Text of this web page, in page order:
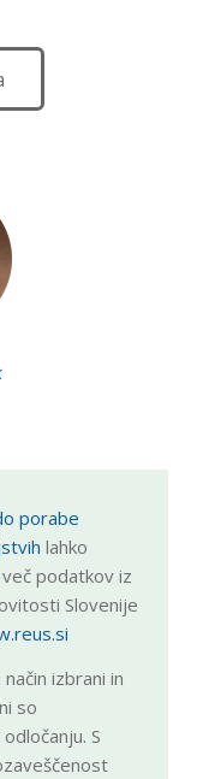
porabe
lahko
podatkov iz
Slovenije
izbrani in
so
S